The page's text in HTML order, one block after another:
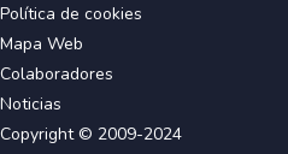
Política de cookies
Mapa Web
Colaboradores
Noticias
Copyright © 2009-2024